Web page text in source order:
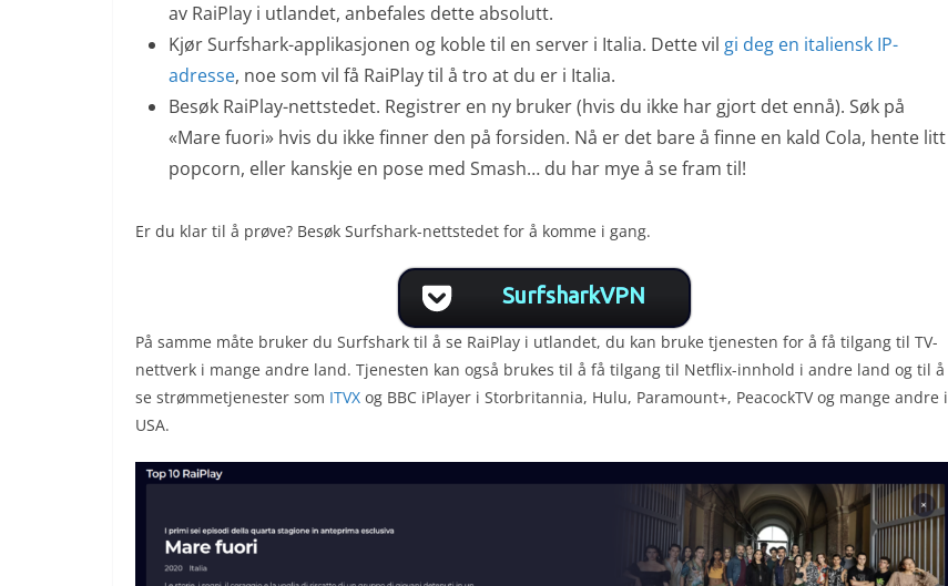
av RaiPlay i utlandet, anbefales dette absolutt.
Kjør Surfshark-applikasjonen og koble til en server i Italia. Dette vil gi deg en italiensk IP-
adresse, noe som vil få RaiPlay til å tro at du er i Italia.
Besøk RaiPlay-nettstedet. Registrer en ny bruker (hvis du ikke har gjort det ennå). Søk på
«Mare fuori» hvis du ikke finner den på forsiden. Nå er det bare å finne en kald Cola, hente litt
popcorn, eller kanskje en pose med Smash… du har mye å se fram til!
Er du klar til å prøve? Besøk Surfshark-nettstedet for å komme i gang.
SurfsharkVPN
På samme måte bruker du Surfshark til å se RaiPlay i utlandet, du kan bruke tjenesten for å få tilgang til TV-
nettverk i mange andre land. Tjenesten kan også brukes til å få tilgang til Netflix-innhold i andre land og til å
se strømmetjenester som ITVX og BBC iPlayer i Storbritannia, Hulu, Paramount+, PeacockTV og mange andre i
USA.